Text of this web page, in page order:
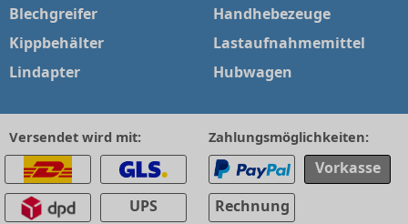
Blechgreifer
Kippbehälter
Lindapter
Handhebezeuge
Lastaufnahmemittel
Hubwagen
Versendet wird mit:
UPS
Zahlungsmöglichkeiten:
Vorkasse
Rechnung